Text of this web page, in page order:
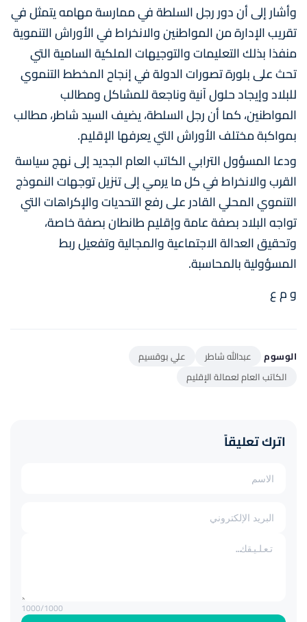
وأشار إلى أن دور رجل السلطة في ممارسة مهامه يتمثل في
تقريب الإدارة من المواطنين والانخراط في الأوراش التنموية
منفذا بذلك التعليمات والتوجيهات الملكية السامية التي
تحث على بلورة تصورات الدولة في إنجاح المخطط التنموي
للبلاد وإيجاد حلول آنية وناجعة للمشاكل ومطالب
المواطنين، كما أن رجل السلطة، يضيف السيد شاطر، مطالب
بمواكبة مختلف الأوراش التي يعرفها الإقليم.
ودعا المسؤول الترابي الكاتب العام الجديد إلى نهج سياسة
القرب والانخراط في كل ما يرمي إلى تنزيل توجهات النموذج
التنموي المحلي القادر على رفع التحديات والإكراهات التي
تواجه البلاد بصفة عامة وإقليم طانطان بصفة خاصة،
وتحقيق العدالة الاجتماعية والمجالية وتفعيل ربط
المسؤولية بالمحاسبة.
و م ع
الوسوم عبدالله شاطر
علي بوقسيم
الكاتب العام لعمالة الإقليم
اترك تعليقاً
1000/1000